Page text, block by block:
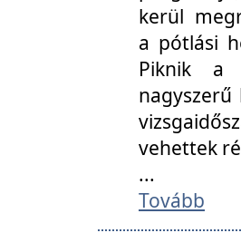
kerül
a pótlási
Piknik a
vehettek
...
Tovább